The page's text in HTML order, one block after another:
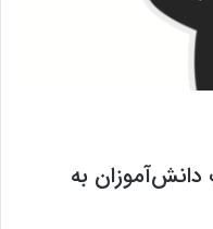
دانش‌آموزان به